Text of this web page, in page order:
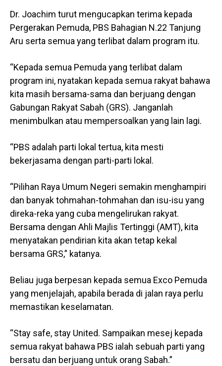
Dr. Joachim turut mengucapkan terima kepada
Pergerakan Pemuda, PBS Bahagian N.22 Tanjung
Aru serta semua yang terlibat dalam program itu.
“Kepada semua Pemuda yang terlibat dalam
program ini, nyatakan kepada semua rakyat bahawa
kita masih bersama-sama dan berjuang dengan
Gabungan Rakyat Sabah (GRS). Janganlah
menimbulkan atau mempersoalkan yang lain lagi.
“PBS adalah parti lokal tertua, kita mesti
bekerjasama dengan parti-parti lokal.
“Pilihan Raya Umum Negeri semakin menghampiri
dan banyak tohmahan-tohmahan dan isu-isu yang
direka-reka yang cuba mengelirukan rakyat.
Bersama dengan Ahli Majlis Tertinggi (AMT), kita
menyatakan pendirian kita akan tetap kekal
bersama GRS,” katanya.
Beliau juga berpesan kepada semua Exco Pemuda
yang menjelajah, apabila berada di jalan raya perlu
memastikan keselamatan.
“Stay safe, stay United. Sampaikan mesej kepada
semua rakyat bahawa PBS ialah sebuah parti yang
bersatu dan berjuang untuk orang Sabah.”